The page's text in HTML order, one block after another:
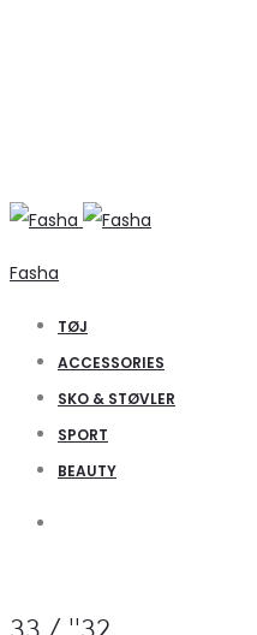
Fasha
TØJ
ACCESSORIES
SKO & STØVLER
SPORT
BEAUTY